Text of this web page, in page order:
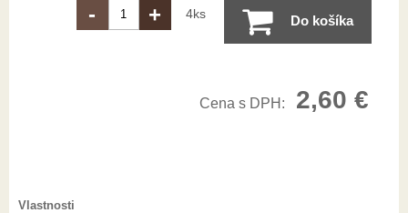
- + 4ks Do košíka
Cena s DPH: 2,60 €
Vlastnosti